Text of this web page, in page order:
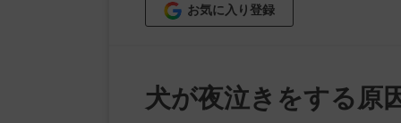
お気に入り登録
犬が夜泣きをする原